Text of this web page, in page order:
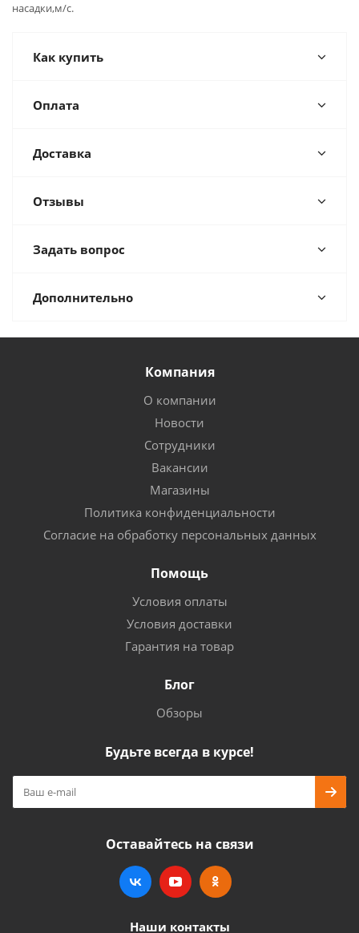
насадки,м/с.
Как купить
Оплата
Доставка
Отзывы
Задать вопрос
Дополнительно
Компания
О компании
Новости
Сотрудники
Вакансии
Магазины
Политика конфиденциальности
Согласие на обработку персональных данных
Помощь
Условия оплаты
Условия доставки
Гарантия на товар
Блог
Обзоры
Будьте всегда в курсе!
Оставайтесь на связи
Наши контакты